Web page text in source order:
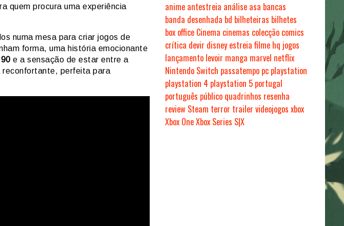
quem procura uma experiência
numa mesa para criar jogos de
forma, uma história emocionante
e a sensação de estar entre a
reconfortante, perfeita para
anime antestreia análise asa bancas
banda desenhada bd bilheteiras bilhetes
box office Cinema cinemas colecção comics
crítica devir disney estreiafilme hq jogos
lançamento levoir manga marvel netflix
Nintendo Switch passatempo pc playstation
playstation 4 playstation 5 portugal
português público quadrinhos resenha
review Steam terror trailer videojogos xbox
Xbox OneXbox Series S|X